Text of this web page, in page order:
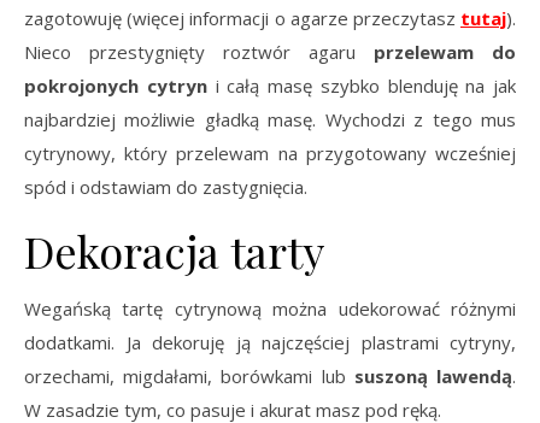
zagotowuję (więcej informacji o agarze przeczytasz tutaj).
Nieco przestygnięty roztwór agaru przelewam do
pokrojonych cytryn i całą masę szybko blenduję na jak
najbardziej możliwie gładką masę. Wychodzi z tego mus
cytrynowy, który przelewam na przygotowany wcześniej
spód i odstawiam do zastygnięcia.
Dekoracja tarty
Wegańską tartę cytrynową można udekorować różnymi
dodatkami. Ja dekoruję ją najczęściej plastrami cytryny,
orzechami, migdałami, borówkami lub suszoną lawendą.
W zasadzie tym, co pasuje i akurat masz pod ręką.